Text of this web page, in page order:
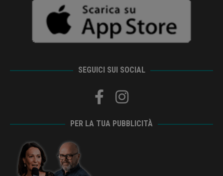
SEGUICI SUI SOCIAL
PER LA TUA PUBBLICITÀ